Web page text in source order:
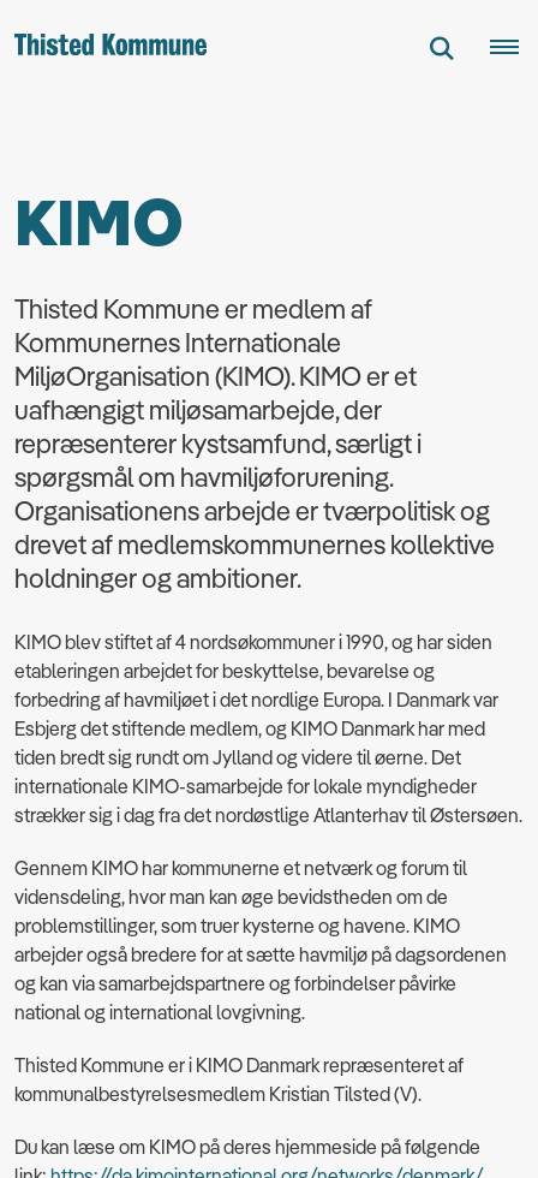
KIMO
Thisted Kommune er medlem af
Kommunernes Internationale
MiljøOrganisation (KIMO). KIMO er et
uafhængigt miljøsamarbejde, der
repræsenterer kystsamfund, særligt i
spørgsmål om havmiljøforurening.
Organisationens arbejde er tværpolitisk og
drevet af medlemskommunernes kollektive
holdninger og ambitioner.
KIMO blev stiftet af 4 nordsøkommuner i 1990, og har siden
etableringen arbejdet for beskyttelse, bevarelse og
forbedring af havmiljøet i det nordlige Europa. I Danmark var
Esbjerg det stiftende medlem, og KIMO Danmark har med
tiden bredt sig rundt om Jylland og videre til øerne. Det
internationale KIMO-samarbejde for lokale myndigheder
strækker sig i dag fra det nordøstlige Atlanterhav til Østersøen.
Gennem KIMO har kommunerne et netværk og forum til
vidensdeling, hvor man kan øge bevidstheden om de
problemstillinger, som truer kysterne og havene. KIMO
arbejder også bredere for at sætte havmiljø på dagsordenen
og kan via samarbejdspartnere og forbindelser påvirke
national og international lovgivning.
Thisted Kommune er i KIMO Danmark repræsenteret af
kommunalbestyrelsesmedlem Kristian Tilsted (V).
Du kan læse om KIMO på deres hjemmeside på følgende